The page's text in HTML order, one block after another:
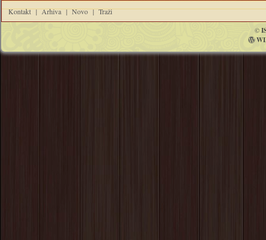
Kontakt | Arhiva | Novo | Traži
©